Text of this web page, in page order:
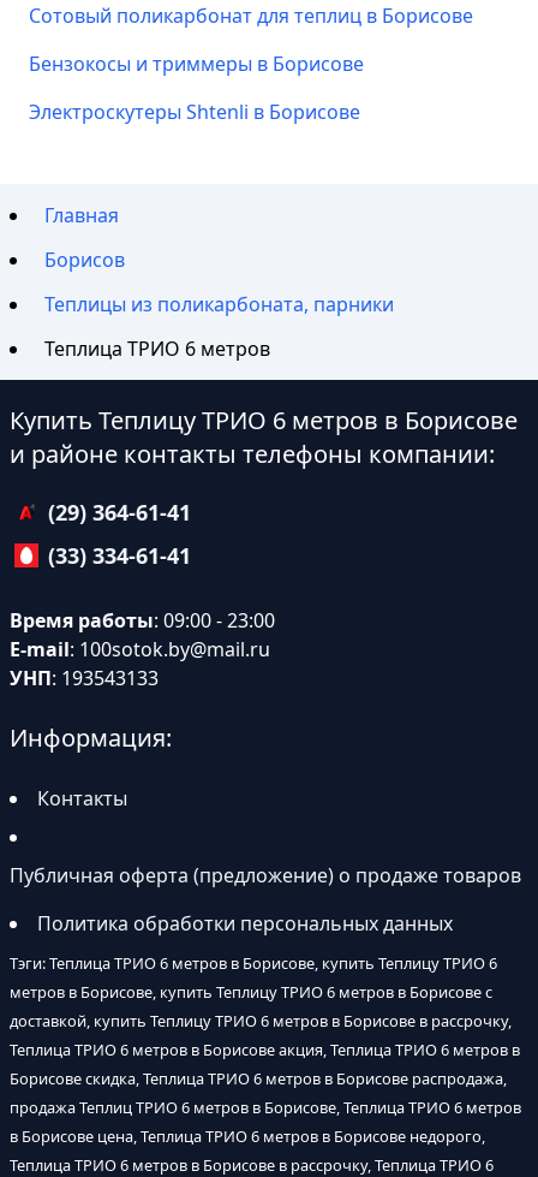
Сотовый поликарбонат для теплиц в Борисове
Бензокосы и триммеры в Борисове
Электроскутеры Shtenli в Борисове
Главная
Борисов
Теплицы из поликарбоната, парники
Теплица ТРИО 6 метров
Купить Теплицу ТРИО 6 метров в Борисове
и районе контакты телефоны компании:
(29) 364-61-41
(33) 334-61-41
Время работы: 09:00 - 23:00
E-mail: 100sotok.by@mail.ru
УНП: 193543133
Информация:
Контакты
Публичная оферта (предложение) о продаже товаров
Политика обработки персональных данных
Тэги: Теплица ТРИО 6 метров в Борисове, купить Теплицу ТРИО 6
метров в Борисове, купить Теплицу ТРИО 6 метров в Борисове с
доставкой, купить Теплицу ТРИО 6 метров в Борисове в рассрочку,
Теплица ТРИО 6 метров в Борисове акция, Теплица ТРИО 6 метров в
Борисове скидка, Теплица ТРИО 6 метров в Борисове распродажа,
продажа Теплиц ТРИО 6 метров в Борисове, Теплица ТРИО 6 метров
в Борисове цена, Теплица ТРИО 6 метров в Борисове недорого,
Теплица ТРИО 6 метров в Борисове в рассрочку, Теплица ТРИО 6